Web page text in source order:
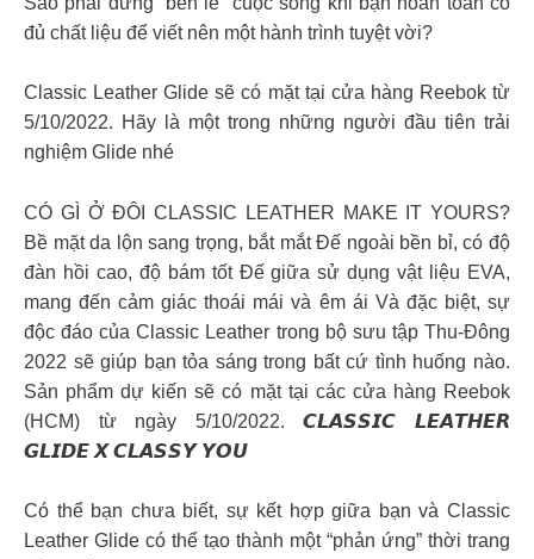
đủ chất liệu để viết nên một hành trình tuyệt vời?
Classic Leather Glide sẽ có mặt tại cửa hàng Reebok từ
5/10/2022. Hãy là một trong những người đầu tiên trải
nghiệm Glide nhé
CÓ GÌ Ở ĐÔI CLASSIC LEATHER MAKE IT YOURS?
Bề mặt da lộn sang trọng, bắt mắt Đế ngoài bền bỉ, có độ
đàn hồi cao, độ bám tốt Đế giữa sử dụng vật liệu EVA,
mang đến cảm giác thoái mái và êm ái Và đặc biệt, sự
độc đáo của Classic Leather trong bộ sưu tập Thu-Đông
2022 sẽ giúp bạn tỏa sáng trong bất cứ tình huống nào.
Sản phẩm dự kiến sẽ có mặt tại các cửa hàng Reebok
(HCM) từ ngày 5/10/2022. 𝘾𝙇𝘼𝙎𝙎𝙄𝘾 𝙇𝙀𝘼𝙏𝙃𝙀𝙍
𝙂𝙇𝙄𝘿𝙀 𝙓 𝘾𝙇𝘼𝙎𝙎𝙔 𝙔𝙊𝙐
Có thể bạn chưa biết, sự kết hợp giữa bạn và Classic
Leather Glide có thể tạo thành một “phản ứng” thời trang